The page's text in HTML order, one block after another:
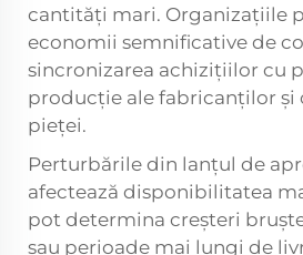
cantități mari. Organizațiile
economii semnificative de
sincronizarea achizițiilor cu
producție ale fabricanților și
pieței.
Perturbările din lanțul de
afectează disponibilitatea
pot determina creșteri
sau perioade mai lungi de